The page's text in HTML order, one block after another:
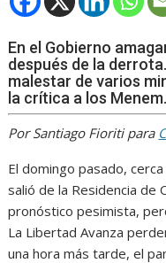
En el Gobierno
después de la
malestar de varios
la crítica a los Menem.
Por Santiago Fioriti para
El domingo pasado,
salió de la Residencia de
pronóstico pesimista,
La Libertad Avanza
una hora más tarde, el